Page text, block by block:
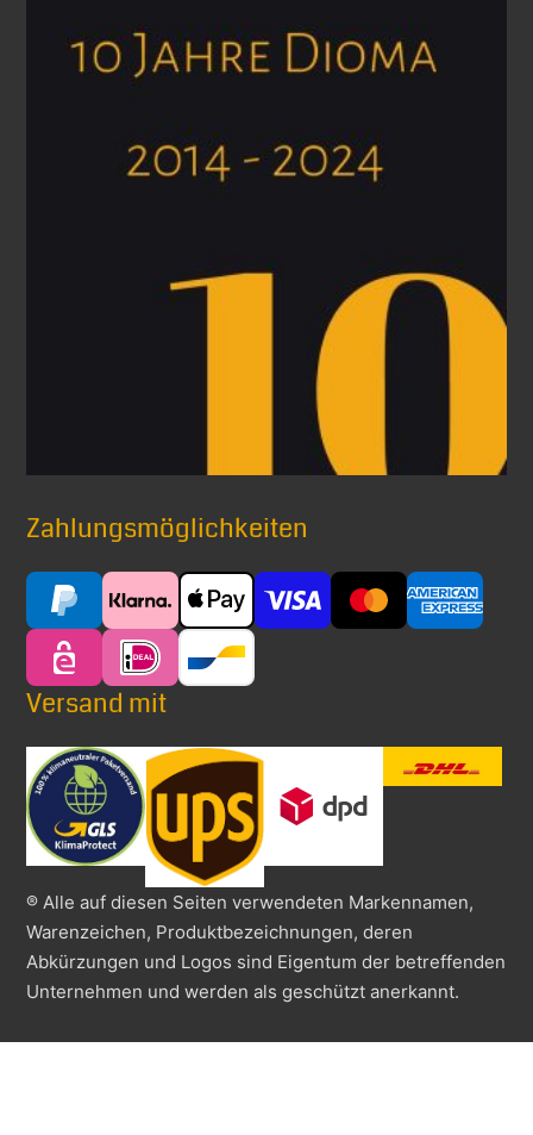
Zahlungsmöglichkeiten
Versand mit
® Alle auf diesen Seiten verwendeten Markennamen,
Warenzeichen, Produktbezeichnungen, deren
Abkürzungen und Logos sind Eigentum der betreffenden
Unternehmen und werden als geschützt anerkannt.